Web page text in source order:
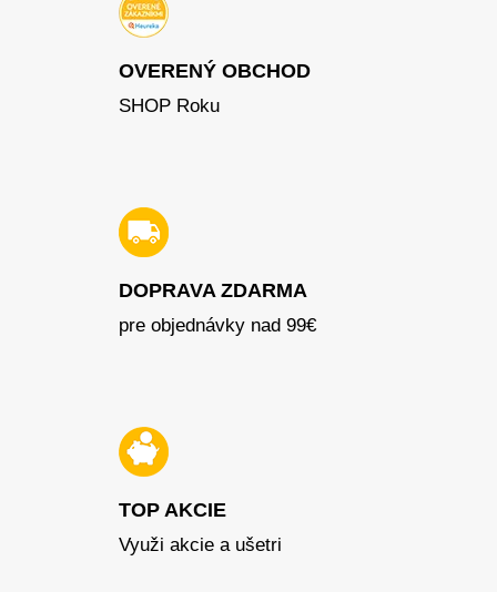
OVERENÝ OBCHOD
SHOP Roku
DOPRAVA ZDARMA
pre objednávky nad 99€
TOP AKCIE
Využi akcie a ušetri